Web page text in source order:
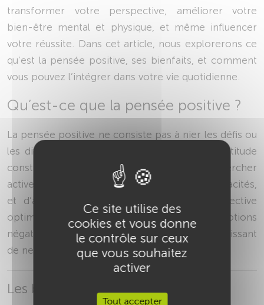
transformer votre perspective, améliorer votre
bien-être mental et physique, et même influencer
votre réussite. Dans cet article, nous explorerons ce
qu’est la pensée positive, ses bienfaits, et comment
vous pouvez l’intégrer dans votre vie quotidienne.
Qu’est-ce que la pensée positive ?
La pensée positive ne consiste pas à nier les défis ou
les difficultés de la vie, mais à adopter une attitude
constructive face à eux. Il s'agit de chercher
activement des solutions, de croire en ses capacités,
et d’aborder les situations avec une perspective
optimiste. Cela ne signifie pas ignorer les émotions
négatives, mais les reconnaître tout en choisissant
de ne pas s’y attarder.
Les bases de la pensée positive
Ce site utilise des
cookies et vous donne
le contrôle sur ceux
que vous souhaitez
activer
Tout accepter